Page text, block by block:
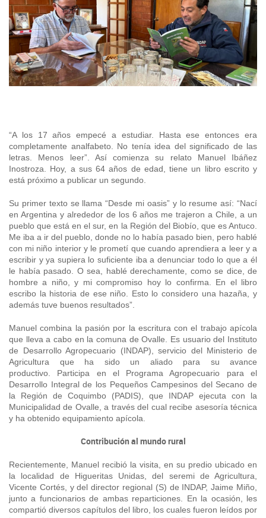
Oficina virtual de atención ciudadana
Indicadores de Gestión
Trabaje en INDAP
Programa de Alianzas Productivas
Crédito Corto Plazo
Ver todos los Programas
Concursos de Fomento
Biobío
Seminarios
Biblioteca
Contacto de Prensa
Podcast
Fotografía
Biblioteca
“A los 17 años empecé a estudiar. Hasta ese entonces era
completamente analfabeto. No tenía idea del significado de las
letras. Menos leer”. Así comienza su relato Manuel Ibáñez
Inostroza. Hoy, a sus 64 años de edad, tiene un libro escrito y
está próximo a publicar un segundo.
Su primer texto se llama “Desde mi oasis” y lo resume así: “Nací
en Argentina y alrededor de los 6 años me trajeron a Chile, a un
pueblo que está en el sur, en la Región del Biobío, que es Antuco.
Me iba a ir del pueblo, donde no lo había pasado bien, pero hablé
con mi niño interior y le prometí que cuando aprendiera a leer y a
escribir y ya supiera lo suficiente iba a denunciar todo lo que a él
le había pasado. O sea, hablé derechamente, como se dice, de
hombre a niño, y mi compromiso hoy lo confirma. En el libro
escribo la historia de ese niño. Esto lo considero una hazaña, y
además tuve buenos resultados”.
Manuel combina la pasión por la escritura con el trabajo apícola
que lleva a cabo en la comuna de Ovalle. Es usuario del Instituto
de Desarrollo Agropecuario (INDAP), servicio del Ministerio de
Agricultura que ha sido un aliado para su avance
productivo. Participa en el Programa Agropecuario para el
Desarrollo Integral de los Pequeños Campesinos del Secano de
la Región de Coquimbo (PADIS), que INDAP ejecuta con la
Municipalidad de Ovalle, a través del cual recibe asesoría técnica
y ha obtenido equipamiento apícola.
Contribución al mundo rural
Recientemente, Manuel recibió la visita, en su predio ubicado en
la localidad de Higueritas Unidas, del seremi de Agricultura,
Vicente Cortés, y del director regional (S) de INDAP, Jaime Miño,
junto a funcionarios de ambas reparticiones. En la ocasión, les
compartió diversos capítulos del libro, los cuales fueron leídos por